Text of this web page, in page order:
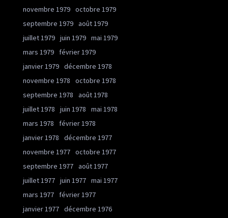
novembre 1979 octobre 1979
septembre 1979 août 1979
juillet 1979 juin 1979 mai 1979
mars 1979
février 1979
janvier 1979 décembre 1978
novembre 1978
octobre 1978
septembre 1978
août 1978
juillet 1978
juin 1978
mai 1978
mars 1978
février 1978
janvier 1978
décembre 1977
novembre 1977 octobre 1977
septembre 1977 août 1977
juillet 1977 juin 1977 mai 1977
mars 1977
février 1977
janvier 1977 décembre 1976